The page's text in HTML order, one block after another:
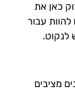
כאן את
עבור
לנקוט.
מציבים